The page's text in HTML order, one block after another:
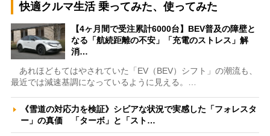
快適クルマ生活 乗ってみた、使ってみた
【4ヶ月間で受注累計6000台】BEV普及の障壁と
なる「航続距離の不安」「充電のストレス」解
消…
あれほどもてはやされていた「EV（BEV）シフト」の潮流も、
最近では減速基調になっているように見える。…
《雪道の対応力を検証》シビアな状況で実感した「フォレスタ
ー」の真価 「ターボ」と「スト…